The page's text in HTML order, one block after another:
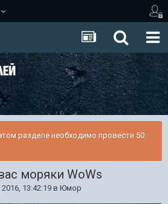
разделе необходимо провести 50
моряки WoWs
13:42:19 в Юмор